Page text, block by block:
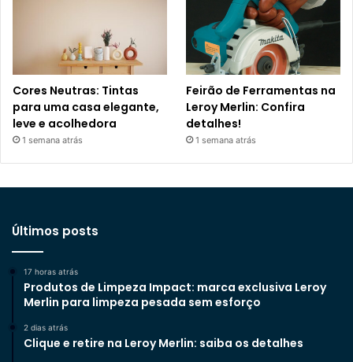
Cores Neutras: Tintas
para uma casa elegante,
leve e acolhedora
1 semana atrás
Feirão de Ferramentas na
Leroy Merlin: Confira
detalhes!
1 semana atrás
Últimos posts
17 horas atrás
Produtos de Limpeza Impact: marca exclusiva Leroy
Merlin para limpeza pesada sem esforço
2 dias atrás
Clique e retire na Leroy Merlin: saiba os detalhes